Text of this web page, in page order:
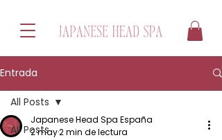
Entrada
All Posts
All Posts
Japanese Head Spa España
2 may2 min de lectura